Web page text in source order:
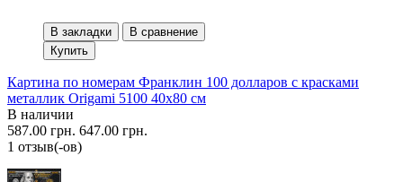
В закладки
В сравнение
Купить
Картина по номерам Франклин 100 долларов с красками
металлик Origami 5100 40x80 см
В наличии
587.00 грн. 647.00 грн.
1 отзыв(-ов)